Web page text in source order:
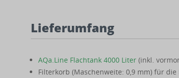
Lieferumfang
AQa.Line Flachtank 4000 Liter (inkl.
Filterkorb (Maschenweite: 0,9 mm) für